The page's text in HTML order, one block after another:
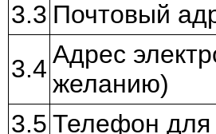
3.3 Почтовый
3.4 Адрес
желанию)
3.5 Телефон для